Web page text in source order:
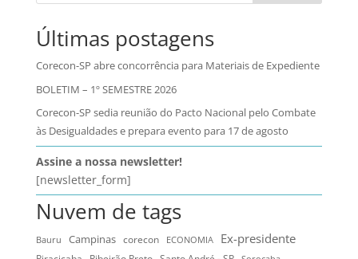
Últimas postagens
Corecon-SP abre concorrência para Materiais de Expediente
BOLETIM – 1º SEMESTRE 2026
Corecon-SP sedia reunião do Pacto Nacional pelo Combate
às Desigualdades e prepara evento para 17 de agosto
Assine a nossa newsletter!
[newsletter_form]
Nuvem de tags
Bauru Campinas corecon ECONOMIA Ex-presidente